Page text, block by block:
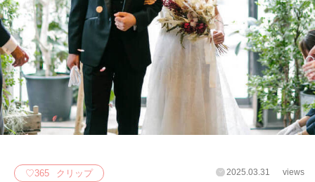
♡365 クリップ 2025.03.31 views